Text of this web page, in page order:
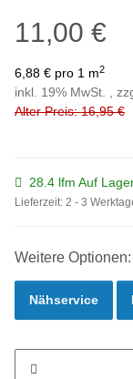
11,00 €
6,88 € pro 1 m2
inkl. 19% MwSt. ,
Alter Preis: 16,95 €
28.4 lfm Auf
Lieferzeit: 2 - 3
Weitere Optionen:
Nähservice